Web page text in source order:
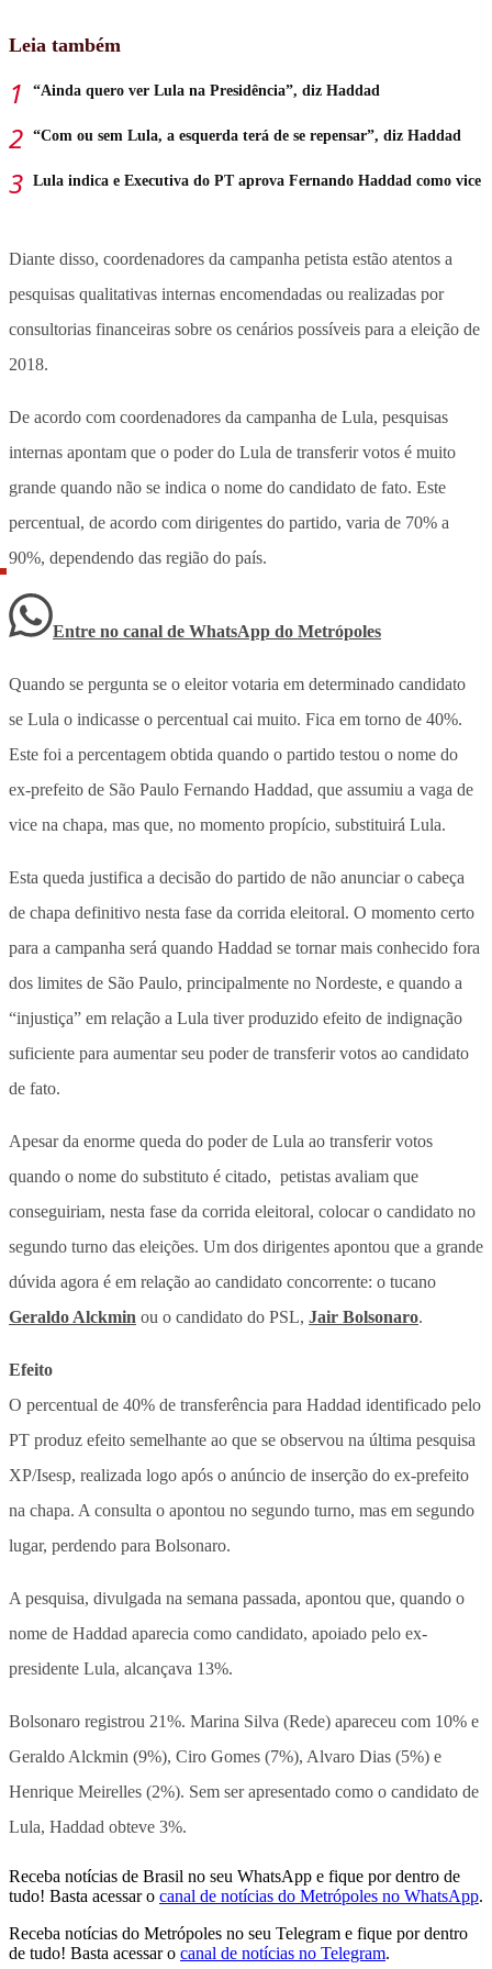
Leia também
“Ainda quero ver Lula na Presidência”, diz Haddad
“Com ou sem Lula, a esquerda terá de se repensar”, diz Haddad
Lula indica e Executiva do PT aprova Fernando Haddad como vice
Diante disso, coordenadores da campanha petista estão atentos a
pesquisas qualitativas internas encomendadas ou realizadas por
consultorias financeiras sobre os cenários possíveis para a eleição de
2018.
De acordo com coordenadores da campanha de Lula, pesquisas
internas apontam que o poder do Lula de transferir votos é muito
grande quando não se indica o nome do candidato de fato. Este
percentual, de acordo com dirigentes do partido, varia de 70% a
90%, dependendo das região do país.
Entre no canal de WhatsApp do Metrópoles
Quando se pergunta se o eleitor votaria em determinado candidato
se Lula o indicasse o percentual cai muito. Fica em torno de 40%.
Este foi a percentagem obtida quando o partido testou o nome do
ex-prefeito de São Paulo Fernando Haddad, que assumiu a vaga de
vice na chapa, mas que, no momento propício, substituirá Lula.
Esta queda justifica a decisão do partido de não anunciar o cabeça
de chapa definitivo nesta fase da corrida eleitoral. O momento certo
para a campanha será quando Haddad se tornar mais conhecido fora
dos limites de São Paulo, principalmente no Nordeste, e quando a
“injustiça” em relação a Lula tiver produzido efeito de indignação
suficiente para aumentar seu poder de transferir votos ao candidato
de fato.
Apesar da enorme queda do poder de Lula ao transferir votos
quando o nome do substituto é citado, petistas avaliam que
conseguiriam, nesta fase da corrida eleitoral, colocar o candidato no
segundo turno das eleições. Um dos dirigentes apontou que a grande
dúvida agora é em relação ao candidato concorrente: o tucano
Geraldo Alckmin ou o candidato do PSL, Jair Bolsonaro.
Efeito
O percentual de 40% de transferência para Haddad identificado pelo
PT produz efeito semelhante ao que se observou na última pesquisa
XP/Isesp, realizada logo após o anúncio de inserção do ex-prefeito
na chapa. A consulta o apontou no segundo turno, mas em segundo
lugar, perdendo para Bolsonaro.
A pesquisa, divulgada na semana passada, apontou que, quando o
nome de Haddad aparecia como candidato, apoiado pelo ex-
presidente Lula, alcançava 13%.
Bolsonaro registrou 21%. Marina Silva (Rede) apareceu com 10% e
Geraldo Alckmin (9%), Ciro Gomes (7%), Alvaro Dias (5%) e
Henrique Meirelles (2%). Sem ser apresentado como o candidato de
Lula, Haddad obteve 3%.
Receba notícias de Brasil no seu WhatsApp e fique por dentro de
tudo! Basta acessar o canal de notícias do Metrópoles no WhatsApp.
Receba notícias do Metrópoles no seu Telegram e fique por dentro
de tudo! Basta acessar o canal de notícias no Telegram.